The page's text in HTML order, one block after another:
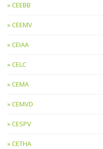
CEEBB
CEEMV
CEIAA
CELC
CEMA
CEMVD
CESPV
CETHA